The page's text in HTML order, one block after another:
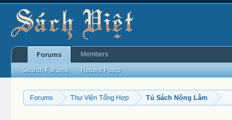
Forums Thư Viện Tổng Hợp Tủ Sách Nông Lâm
Forums
Search Forums Recent Posts
Members